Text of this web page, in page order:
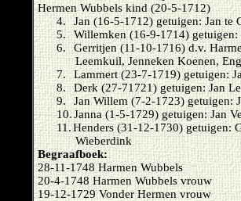
Hermen Wubbels kind (20-5-1712)
4.
Jan (16-5-1712) getuigen: Jan te
5.
Willemken (16-9-1714)
6.
Gerritjen (11-10-1716) d.v.
Leemkuil, Jenneken Koenen,
7.
Lammert (23-7-1719) getuigen:
8.
Derk (27-71721) getuigen: Jan
9.
Jan Willem (7-2-1723) getuigen:
10.Janna (1-5-1729) getuigen: Jan
11.Henders (31-12-1730) getuigen:
Wieberdink
Begraafboek:
28-11-1748 Harmen Wubbels
20-4-1748 Harmen Wubbels vrouw
19-12-1729 Vonder Hermen vrouw